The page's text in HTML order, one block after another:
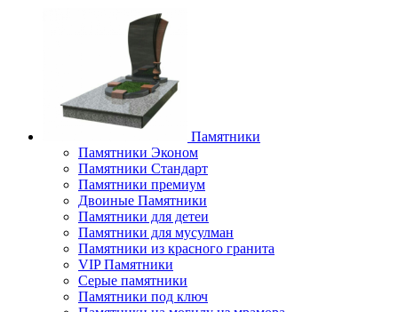
Памятники
Памятники Эконом
Памятники Стандарт
Памятники премиум
Двоиные Памятники
Памятники для детеи
Памятники для мусулман
Памятники из красного гранита
VIP Памятники
Серые памятники
Памятники под ключ